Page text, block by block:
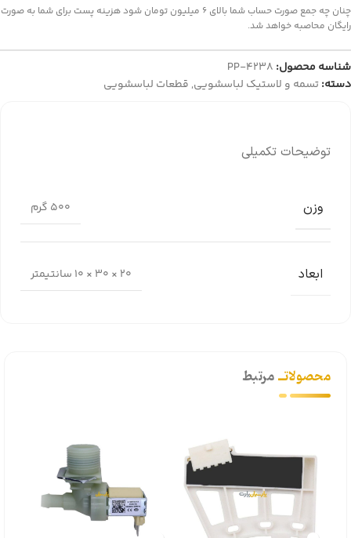
چنان چه جمع صورت حساب شما بالای 6 میلیون تومان شود هزینه پست برای شما به صورت
رایگان محاصبه خواهد شد.
شناسه محصول: PP-4238
دسته:تسمه و لاستیک لباسشویی, قطعات لباسشویی
توضیحات تکمیلی
وزن 500 گرم
ابعاد 20 × 30 × 10 سانتیمتر
محصولاتــمرتبط